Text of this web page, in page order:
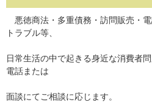
悪徳商法・多重債務・訪問販売・
トラブル等、
日常生活の中で起きる身近な消費者
電話または
面談にてご相談に応じます。